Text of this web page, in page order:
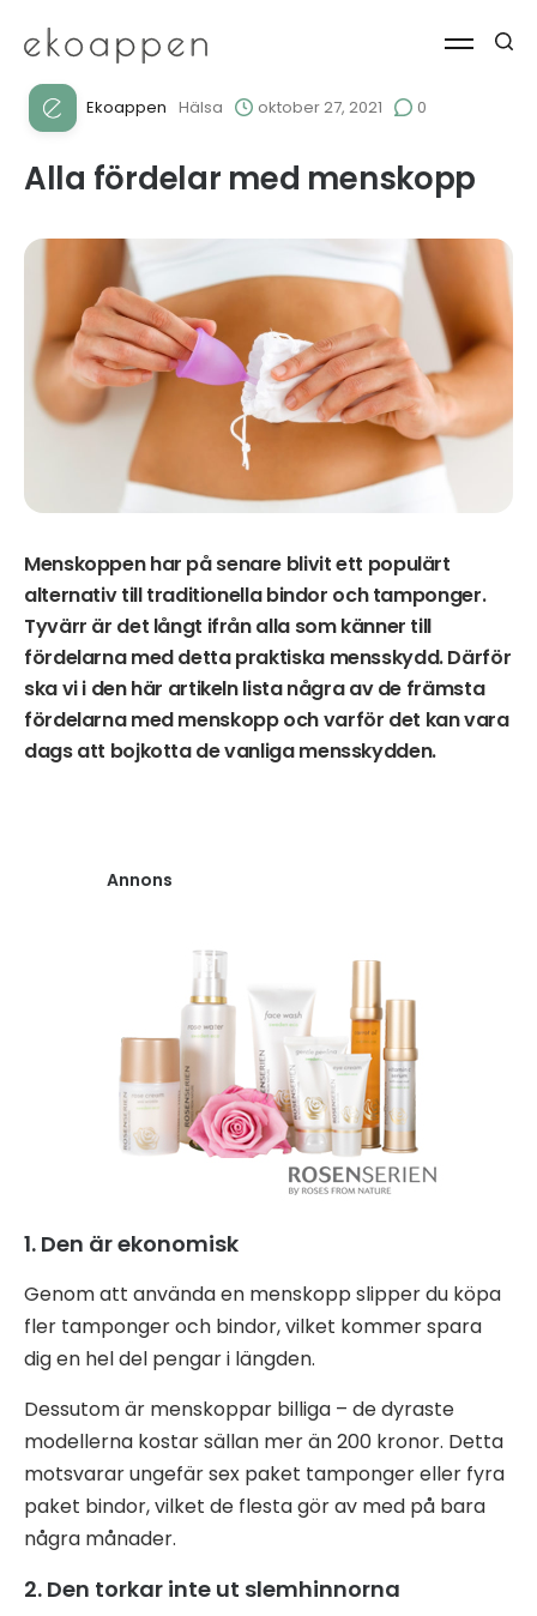
Ekoappen Hälsa oktober 27, 2021 0
Alla fördelar med menskopp
Menskoppen har på senare blivit ett populärt
alternativ till traditionella bindor och tamponger.
Tyvärr är det långt ifrån alla som känner till
fördelarna med detta praktiska mensskydd. Därför
ska vi i den här artikeln lista några av de främsta
fördelarna med menskopp och varför det kan vara
dags att bojkotta de vanliga mensskydden.
Annons
1. Den är ekonomisk
Genom att använda en menskopp slipper du köpa
fler tamponger och bindor, vilket kommer spara
dig en hel del pengar i längden.
Dessutom är menskoppar billiga – de dyraste
modellerna kostar sällan mer än 200 kronor. Detta
motsvarar ungefär sex paket tamponger eller fyra
paket bindor, vilket de flesta gör av med på bara
några månader.
2. Den torkar inte ut slemhinnorna